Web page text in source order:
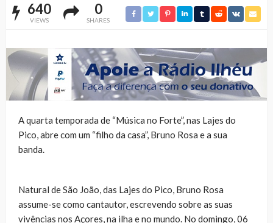
640
VIEWS
0
SHARES
A quarta temporada de “Música no Forte”, nas Lajes do
Pico, abre com um “filho da casa”, Bruno Rosa e a sua
banda.
Natural de São João, das Lajes do Pico, Bruno Rosa
assume-se como cantautor, escrevendo sobre as suas
vivências nos Açores, na ilha e no mundo. No domingo, 06